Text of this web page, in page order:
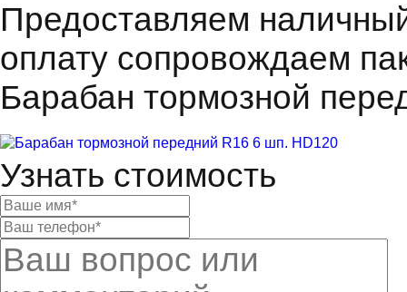
Предоставляем
оплату сопровождаем
Барабан тормозной
Узнать стоимость